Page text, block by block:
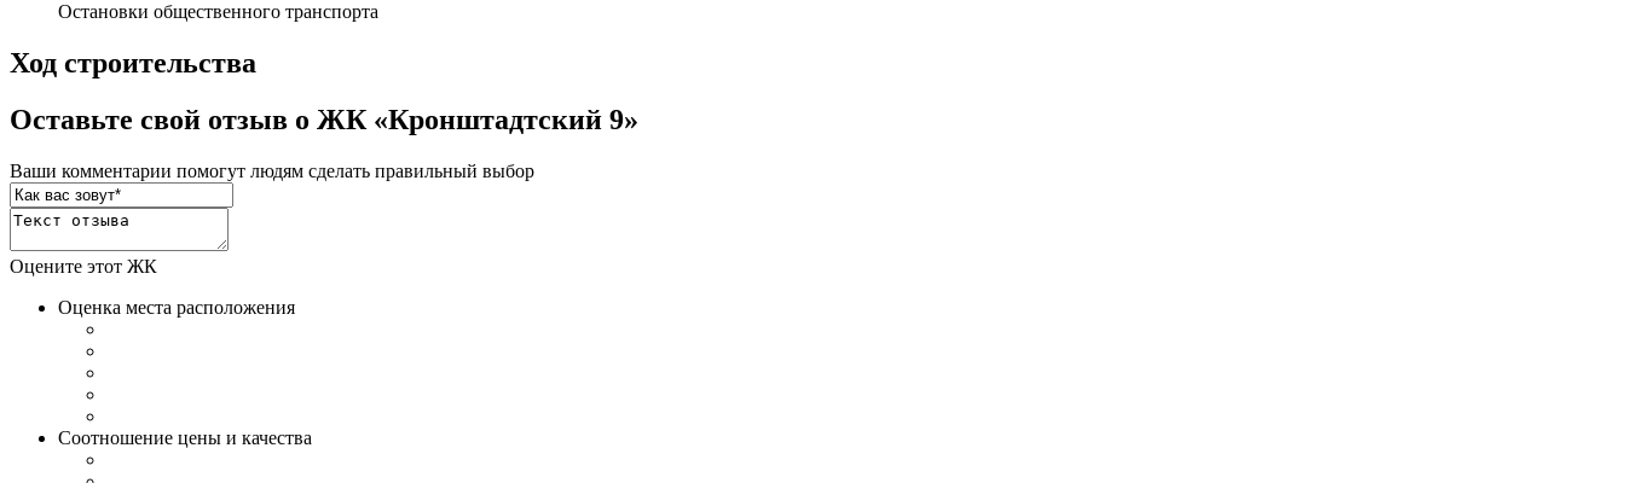
Остановки общественного транспорта
Ход строительства
Оставьте свой отзыв о ЖК «Кронштадтский 9»
Ваши комментарии помогут людям сделать правильный выбор
Оцените этот ЖК
Оценка места расположения
Соотношение цены и качества